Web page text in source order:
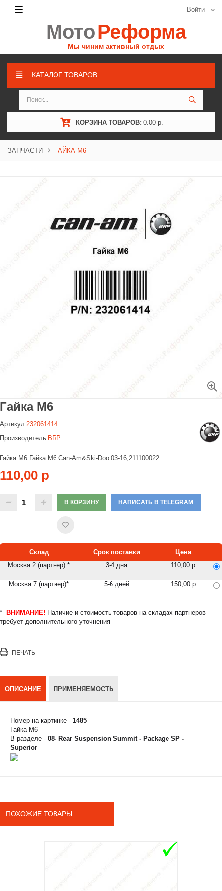
Войти
МотоРеформа
Мы чиним активный отдых
КАТАЛОГ ТОВАРОВ
КОРЗИНА ТОВАРОВ: 0.00 р.
ЗАПЧАСТИ ГАЙКА M6
Гайка M6
Артикул 232061414
Производитель BRP
Гайка M6 Гайка M6 Can-Am&Ski-Doo 03-16,211100022
110,00 р
В КОРЗИНУ НАПИСАТЬ В TELEGRAM
Склад Срок поставки
Цена
Москва 2 (партнер) *
3-4 дня 110,00 р
Москва 7 (партнер)* 5-6 дней 150,00 р
* ВНИМАНИЕ! Наличие и стоимость товаров на складах партнеров
требует дополнительного уточнения!
ПЕЧАТЬ
ОПИСАНИЕ ПРИМЕНЯЕМОСТЬ
Номер на картинке - 1485
Гайка M6
В разделе - 08- Rear Suspension Summit - Package SP -
Superior
ПОХОЖИЕ ТОВАРЫ